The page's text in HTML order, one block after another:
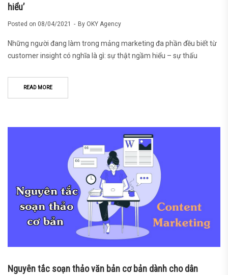
hiểu’
Posted on 08/04/2021 By OKY Agency
Những người đang làm trong mảng marketing đa phần đều biết từ
customer insight có nghĩa là gì: sự thật ngầm hiểu – sự thấu
READ MORE
Nguyên tắc soạn thảo văn bản cơ bản dành cho dân